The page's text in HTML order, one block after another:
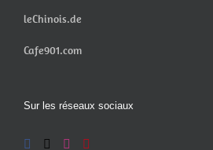
leChinois.de
Cafe901.com
Sur les réseaux sociaux